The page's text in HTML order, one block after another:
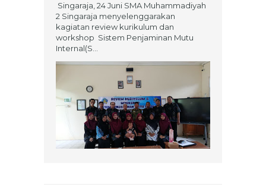
Singaraja, 24 Juni SMA Muhammadiyah
2 Singaraja menyelenggarakan
kagiatan review kurikulum dan
workshop Sistem Penjaminan Mutu
Internal(S...